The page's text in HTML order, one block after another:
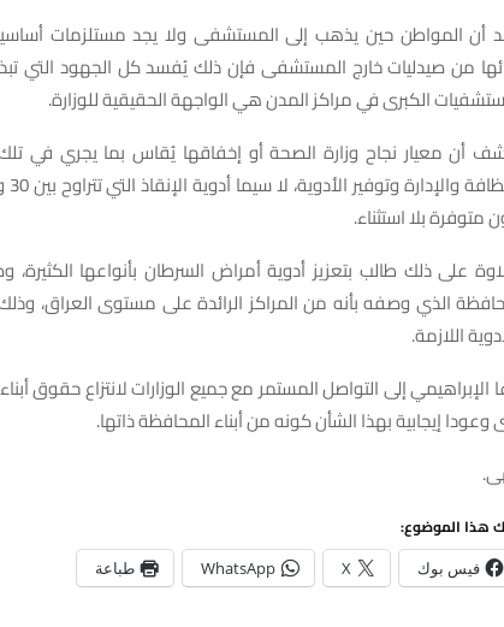
أن المواطن حين يذهب إلى المستشفى ولا يجد مستلزمات
من صيدليات خارج المستشفى فإن ذلك يُفسد كل الجهود التي
الكبرى في مراكز المدن هي الواجهة الحقيقية للوزارة.
أن معيار نجاح وزارة الصحة أو إخفاقها يُقاس بما يجري في
متوفرة بلا استثناء.
على ذلك طالب بتعزيز أدوية أمراض السرطان بأنواعها
الذي وصفه بأنه من المراكز الرائدة على مستوى العراق،
اللازمة.
الإبراهيمي إلى التواصل المستمر مع جميع الوزارات لانتزاع حقوق
وعودا إيجابية بهذا الشأن كونه من أبناء المحافظة ذاتها.
هذا الموضوع:
فيس بوك X
WhatsApp طباعة